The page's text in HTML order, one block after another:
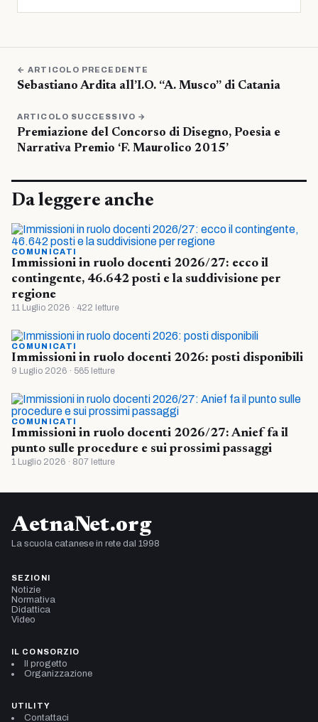
← ARTICOLO PRECEDENTE
Sebastiano Ardita all’I.O. “A. Musco” di Catania
ARTICOLO SUCCESSIVO →
Premiazione del Concorso di Disegno, Poesia e
Narrativa Premio ‘F. Maurolico 2015’
Da leggere anche
COMUNICATI
Immissioni in ruolo docenti 2026/27: ecco il
contingente, 46.642 posti e la suddivisione per
regione
11 Luglio 2026 · 422 letture
COMUNICATI
Immissioni in ruolo docenti 2026: posti disponibili
9 Luglio 2026 · 565 letture
COMUNICATI
Immissioni in ruolo docenti 2026/27: Anief fa il
punto sulle procedure e sui prossimi passaggi
1 Luglio 2026 · 807 letture
AetnaNet.org
La scuola catanese in rete dal 1998
SEZIONI
Notizie
Normativa
Didattica
Video
IL CONSORZIO
Il progetto
Organizzazione
UTILITY
Contattaci